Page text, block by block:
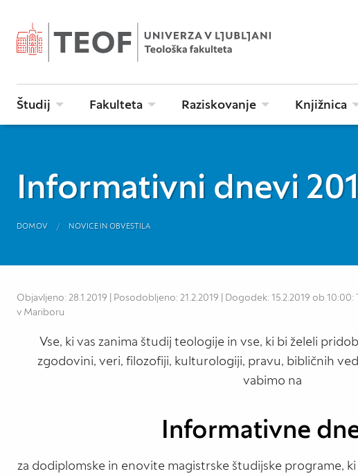
Študij Fakulteta Raziskovanje Knjižnica
Informativni dnevi
DOMOV NOVICE IN OBVESTILA
Objavljeno: 28.1.2019 | Posodobljeno: 21.2.2019 | Dogodek: 15.2.2019 ob
v Mariboru
Vse, ki vas zanima študij teologije in vse, ki bi želeli
zgodovini, veri, filozofiji, kulturologiji, pravu, bibličnih
vabimo na
Informativne
za dodiplomske in enovite magistrske študijske programe,